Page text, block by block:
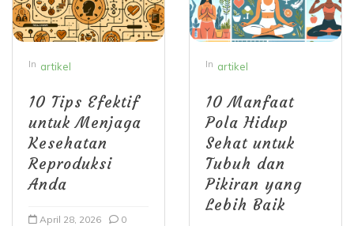
In artikel
10 Tips Efektif
untuk Menjaga
Kesehatan
Reproduksi
Anda
April 28, 2026 0
In artikel
10 Manfaat
Pola Hidup
Sehat untuk
Tubuh dan
Pikiran yang
Lebih Baik